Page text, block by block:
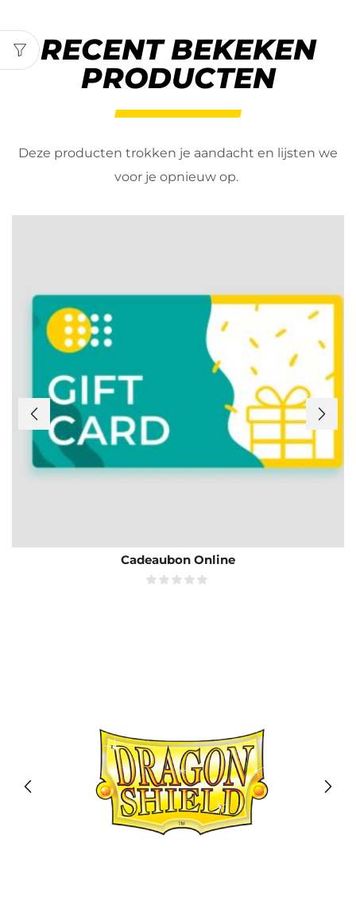
RECENT BEKEKEN
PRODUCTEN
Deze producten trokken je aandacht en lijsten we
voor je opnieuw op.
Cadeaubon Online